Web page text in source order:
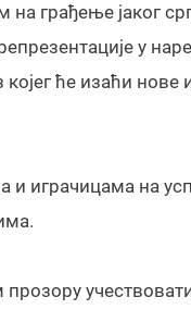
грађење јаког
у
ће изаћи нове
играчицама на